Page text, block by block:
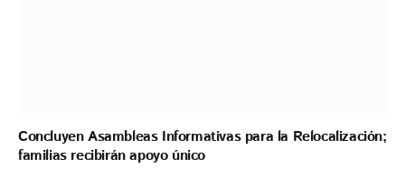
Concluyen Asambleas Informativas para la Relocalización;
familias recibirán apoyo único